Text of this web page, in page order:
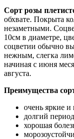
и
долгоцветущего
сорта.
Сорт розы
обхвате. Покрыта
незаметными.
10см в диаметре,
соцветии обычно
нежным, слегка
начиная с июня
августа.
Преимущества
очень яркие
долгий
хорошая